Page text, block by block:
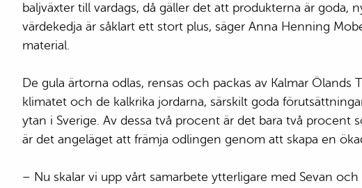
baljväxter till vardags, då gäller det att produkterna är
värdekedja är såklart ett stort plus, säger Anna Henning
material.
De gula ärtorna odlas, rensas och packas av Kalmar
klimatet och de kalkrika jordarna, särskilt goda
ytan i Sverige. Av dessa två procent är det bara två
är det angeläget att främja odlingen genom att skapa en
– Nu skalar vi upp vårt samarbete ytterligare med Sevan